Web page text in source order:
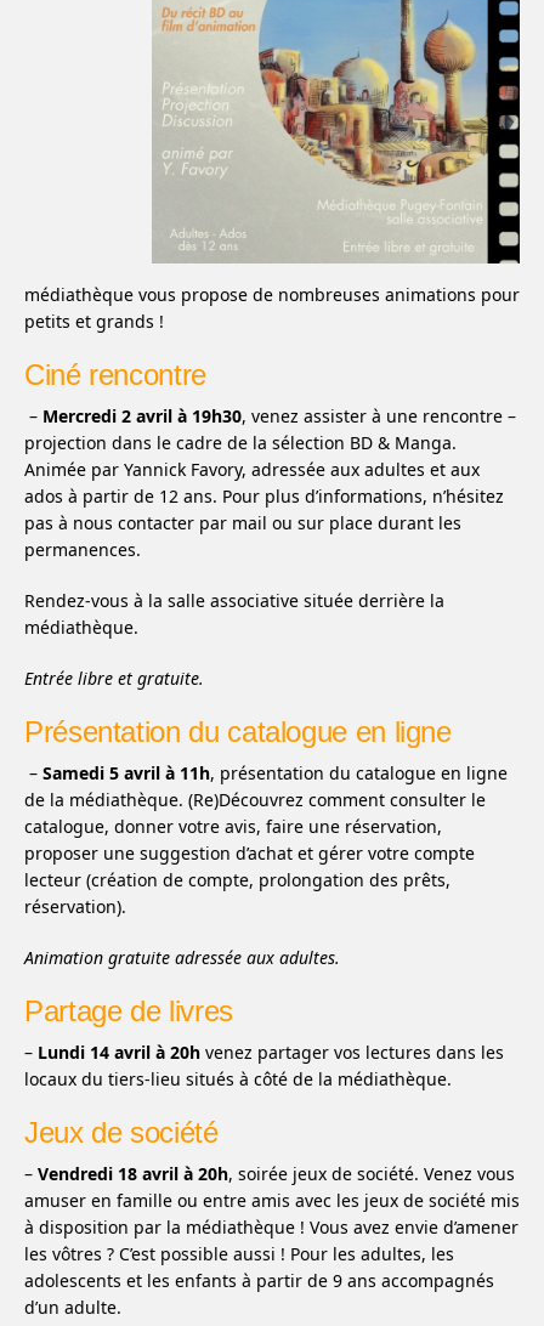
médiathèque vous propose de nombreuses animations pour
petits et grands !
Ciné rencontre
– Mercredi 2 avril à 19h30, venez assister à une rencontre –
projection dans le cadre de la sélection BD & Manga.
Animée par Yannick Favory, adressée aux adultes et aux
ados à partir de 12 ans. Pour plus d’informations, n’hésitez
pas à nous contacter par mail ou sur place durant les
permanences.
Rendez-vous à la salle associative située derrière la
médiathèque.
Entrée libre et gratuite.
Présentation du catalogue en ligne
– Samedi 5 avril à 11h, présentation du catalogue en ligne
de la médiathèque. (Re)Découvrez comment consulter le
catalogue, donner votre avis, faire une réservation,
proposer une suggestion d’achat et gérer votre compte
lecteur (création de compte, prolongation des prêts,
réservation).
Animation gratuite adressée aux adultes.
Partage de livres
– Lundi 14 avril à 20h venez partager vos lectures dans les
locaux du tiers-lieu situés à côté de la médiathèque.
Jeux de société
– Vendredi 18 avril à 20h, soirée jeux de société. Venez vous
amuser en famille ou entre amis avec les jeux de société mis
à disposition par la médiathèque ! Vous avez envie d’amener
les vôtres ? C’est possible aussi ! Pour les adultes, les
adolescents et les enfants à partir de 9 ans accompagnés
d’un adulte.